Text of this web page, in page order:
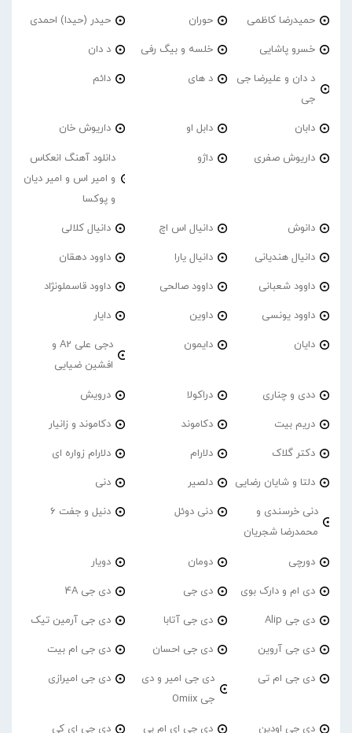
حمیدرضا کاظمی حوران حیدر (حیدا) احمدی
خسرو پاشایی خلسه و بیگ رفی د دان
د دان و علیرضا جی
جی
د های دائم
دابان دابل او داریوش خان
داریوش صفری داژو
دانلود آهنگ انعکاس
و امیر اس و امیر دیان
و پوکسا
دانوش دانیال اس اچ دانیال کلالی
دانیال هندیانی دانیال یارا داوود دهقان
داوود شعبانی داوود صالحی داوود قاسملونژاد
داوود یونسی داوین دایار
دایان دایمون
دجی علی A2 و
افشین ضیایی
ددی و چناری دراکولا درویش
دریم بیت دکاموند دکاموند و زانیار
دکتر گلاک دلارام دلارام زواره ای
دلتا و شایان رضایی دلصیر دنی
دنی خرسندی و
محمدرضا شجریان
دنی دوئل دنیل و جفت 6
دورچی دومان دویار
دی ام و دارک بوی دی جی دی جی 4A
دی جی Alip دی جی آتابا دی جی آرمین تیک
دی جی آروین دی جی احسان دی جی ام بیت
دی جی ام تی
دی جی امیر و دی
جی Omiix
دی جی امیرازی
دی جی اودین دی جی ای ام بی دی جی ای کی